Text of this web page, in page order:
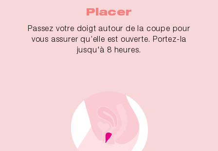
Placer
Passez votre doigt autour de la coupe pour
vous assurer qu’elle est ouverte. Portez-la
jusqu'à 8 heures.